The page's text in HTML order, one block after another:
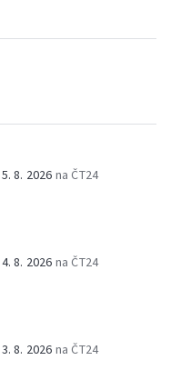
5. 8. 2026 na ČT24
4. 8. 2026 na ČT24
3. 8. 2026 na ČT24